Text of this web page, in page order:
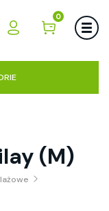
0
(M)